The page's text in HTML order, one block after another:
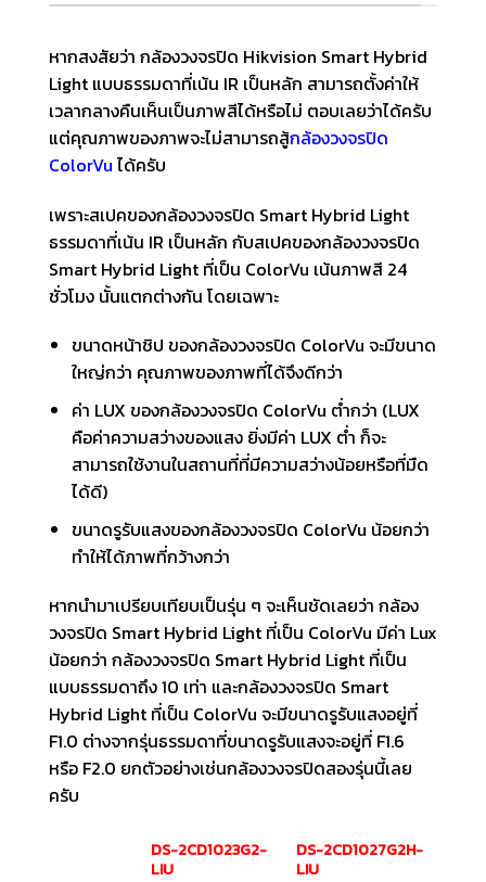
หากสงสัยว่า กล้องวงจรปิด Hikvision Smart Hybrid
Light แบบธรรมดาที่เน้น IR เป็นหลัก สามารถตั้งค่าให้
เวลากลางคืนเห็นเป็นภาพสีได้หรือไม่ ตอบเลยว่าได้ครับ
แต่คุณภาพของภาพจะไม่สามารถสู้กล้องวงจรปิด
ColorVu ได้ครับ
เพราะสเปคของกล้องวงจรปิด Smart Hybrid Light
ธรรมดาที่เน้น IR เป็นหลัก กับสเปคของกล้องวงจรปิด
Smart Hybrid Light ที่เป็น ColorVu เน้นภาพสี 24
ชั่วโมง นั้นแตกต่างกัน โดยเฉพาะ
ขนาดหน้าชิป ของกล้องวงจรปิด ColorVu จะมีขนาด
ใหญ่กว่า คุณภาพของภาพที่ได้จึงดีกว่า
ค่า LUX ของกล้องวงจรปิด ColorVu ต่ำกว่า (LUX
คือค่าความสว่างของแสง ยิ่งมีค่า LUX ต่ำ ก็จะ
สามารถใช้งานในสถานที่ที่มีความสว่างน้อยหรือที่มืด
ได้ดี)
ขนาดรูรับแสงของกล้องวงจรปิด ColorVu น้อยกว่า
ทำให้ได้ภาพที่กว้างกว่า
หากนำมาเปรียบเทียบเป็นรุ่น ๆ จะเห็นชัดเลยว่า กล้อง
วงจรปิด Smart Hybrid Light ที่เป็น ColorVu มีค่า Lux
น้อยกว่า กล้องวงจรปิด Smart Hybrid Light ที่เป็น
แบบธรรมดาถึง 10 เท่า และกล้องวงจรปิด Smart
Hybrid Light ที่เป็น ColorVu จะมีขนาดรูรับแสงอยู่ที่
F1.0 ต่างจากรุ่นธรรมดาที่ขนาดรูรับแสงจะอยู่ที่ F1.6
หรือ F2.0 ยกตัวอย่างเช่นกล้องวงจรปิดสองรุ่นนี้เลย
ครับ
DS-2CD1023G2-
LIU
DS-2CD1027G2H-
LIU